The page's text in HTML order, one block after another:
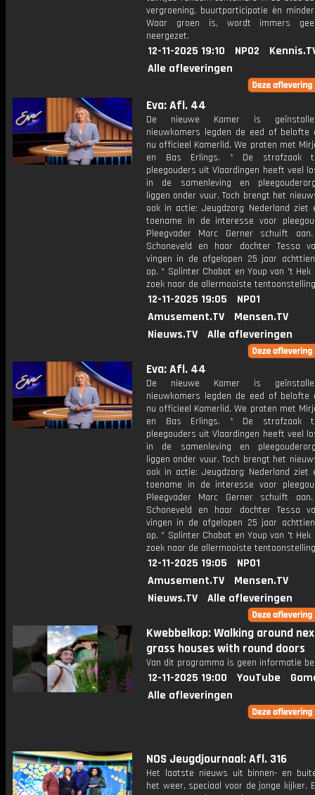
vergroening, buurtparticipatie èn
Waar groen is, wordt immers
neergezet.
12-11-2025 19:10 NPO2
Alle afleveringen
Eva: Afl. 44
De nieuwe Kamer is
nieuwkomers legden de eed of belofte
nu officieel Kamerlid. We praten met
en Bas Erlings. * De strafzaak
pleegouders uit Vlaardingen heeft veel
in de samenleving en
liggen onder vuur. Toch brengt het
ook in actie: Jeugdzorg Nederland ziet
toename in de interesse voor
Pleegvader Marc Gerner schuift aan.
Schoneveld en haar dochter Tessa
vingen in de afgelopen 25 jaar
op. * Splinter Chabot en Youp van 't Hek
zoek naar de allermooiste
12-11-2025 19:05
NPO1
Amusement.TV
Mensen.TV
Nieuws.TV
Alle afleveringen
Eva: Afl. 44
De nieuwe Kamer is
nieuwkomers legden de eed of belofte
nu officieel Kamerlid. We praten met
en Bas Erlings. * De strafzaak
pleegouders uit Vlaardingen heeft veel
in de samenleving en
liggen onder vuur. Toch brengt het
ook in actie: Jeugdzorg Nederland ziet
toename in de interesse voor
Pleegvader Marc Gerner schuift aan.
Schoneveld en haar dochter Tessa
vingen in de afgelopen 25 jaar
op. * Splinter Chabot en Youp van 't Hek
zoek naar de allermooiste
12-11-2025 19:05
NPO1
Amusement.TV
Mensen.TV
Nieuws.TV
Alle afleveringen
Kwebbelkop: Walking around
grass houses with round doors
Van dit programma is geen informatie
12-11-2025 19:00 YouTube
Alle afleveringen
NOS Jeugdjournaal: Afl. 316
Het laatste nieuws uit binnen- en
het weer, speciaal voor de jonge kijker.